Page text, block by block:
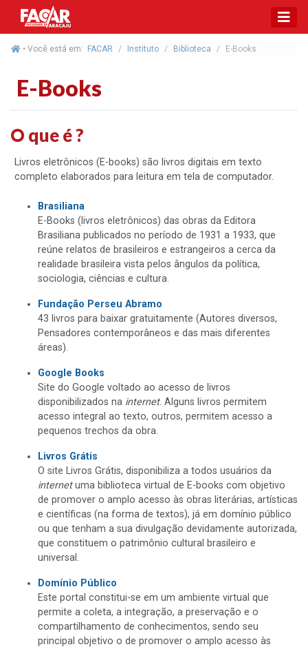
• Você está em: FACAR Instituto Biblioteca E-Books
E-Books
O que é ?
Livros eletrônicos (E-books) são livros digitais em texto
completo elaborados para leitura em tela de computador.
Brasiliana
E-Books (livros eletrônicos) das obras da Editora
Brasiliana publicados no período de 1931 a 1933, que
reúne relatos de brasileiros e estrangeiros a cerca da
realidade brasileira vista pelos ângulos da política,
sociologia, ciências e cultura.
Fundação Perseu Abramo
43 livros para baixar gratuitamente (Autores diversos,
Pensadores contemporâneos e das mais diferentes
áreas).
Google Books
Site do Google voltado ao acesso de livros
disponibilizados na internet. Alguns livros permitem
acesso integral ao texto, outros, permitem acesso a
pequenos trechos da obra.
Livros Grátis
O site Livros Grátis, disponibiliza a todos usuários da
internetuma biblioteca virtual de E-books com objetivo
de promover o amplo acesso às obras literárias, artísticas
e científicas (na forma de textos), já em domínio público
ou que tenham a sua divulgação devidamente autorizada,
que constituem o patrimônio cultural brasileiro e
universal.
Domínio Público
Este portal constitui-se em um ambiente virtual que
permite a coleta, a integração, a preservação e o
compartilhamento de conhecimentos, sendo seu
principal objetivo o de promover o amplo acesso às